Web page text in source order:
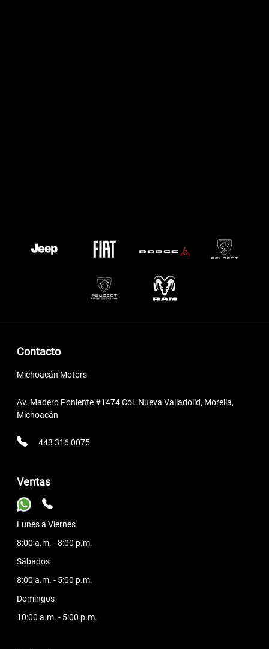
Contacto
Michoacán Motors
Av. Madero Poniente #1474 Col. Nueva Valladolid, Morelia,
Michoacán
443 316 0075
Ventas
Lunes a Viernes
8:00 a.m. - 8:00 p.m.
Sábados
8:00 a.m. - 5:00 p.m.
Domingos
10:00 a.m. - 5:00 p.m.